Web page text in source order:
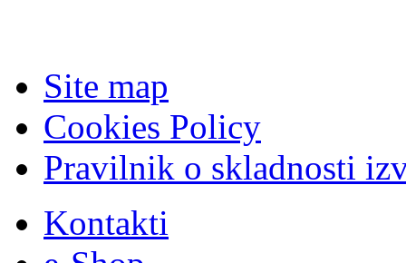
Site map
Cookies Policy
Pravilnik o skladnosti
Kontakti